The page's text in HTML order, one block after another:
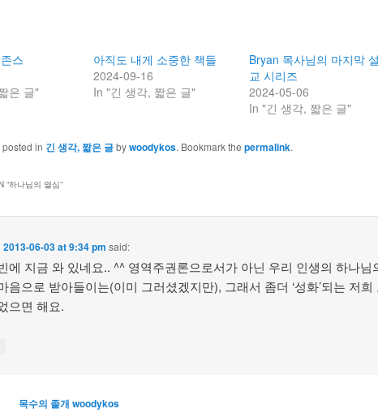
스
은 글"
아직도 내게 소중한 책들
2024-09-16
In "긴 생각, 짧은 글"
Bryan 목사님의 마지막 설
교 시리즈
2024-05-06
In "긴 생각, 짧은 글"
in 긴 생각, 짧은 글bywoodykos. Bookmark the permalink.
“하나님의 열심”
2013-06-03 at 9:34 pm said:
에 지금 와 있네요.. ^^ 영역주권론으로서가 아닌 우리 인생의 하나님
음으로 받아들이는(이미 그러셨겠지만), 그래서 좀더 ‘성화’되는 저희
으면 해요.
목수의 졸개 woodykos